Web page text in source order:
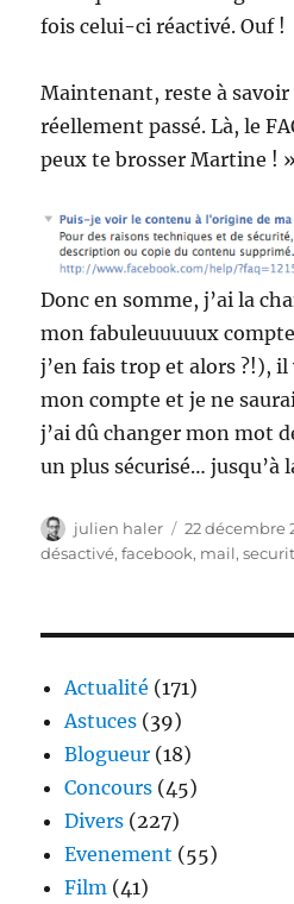
fois celui-ci réactivé. Ouf !
Maintenant, reste à savoir
réellement passé. Là, le
peux te brosser Martine ! »
Donc en somme, j’ai la
mon fabuleuuuuux
j’en fais trop et alors ?!), il
mon compte et je ne
j’ai dû changer mon mot
un plus sécurisé… jusqu’à
Auteur
julien haler
Publié
le
22 décembre
désactivé,facebook, mail,
Actualité (171)
Astuces (39)
Blogueur (18)
Concours (45)
Divers (227)
Evenement (55)
Film (41)